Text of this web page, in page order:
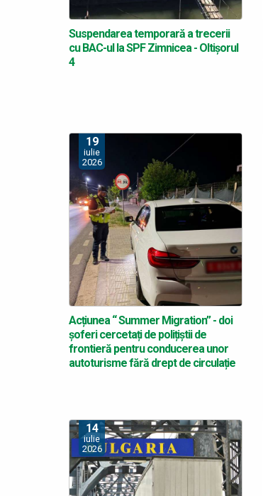
Suspendarea temporară a trecerii
cu BAC-ul la SPF Zimnicea - Oltișorul
4
19
iulie
2026
Acțiunea “ Summer Migration” - doi
șoferi cercetați de polițiștii de
frontieră pentru conducerea unor
autoturisme fără drept de circulație
14
iulie
2026